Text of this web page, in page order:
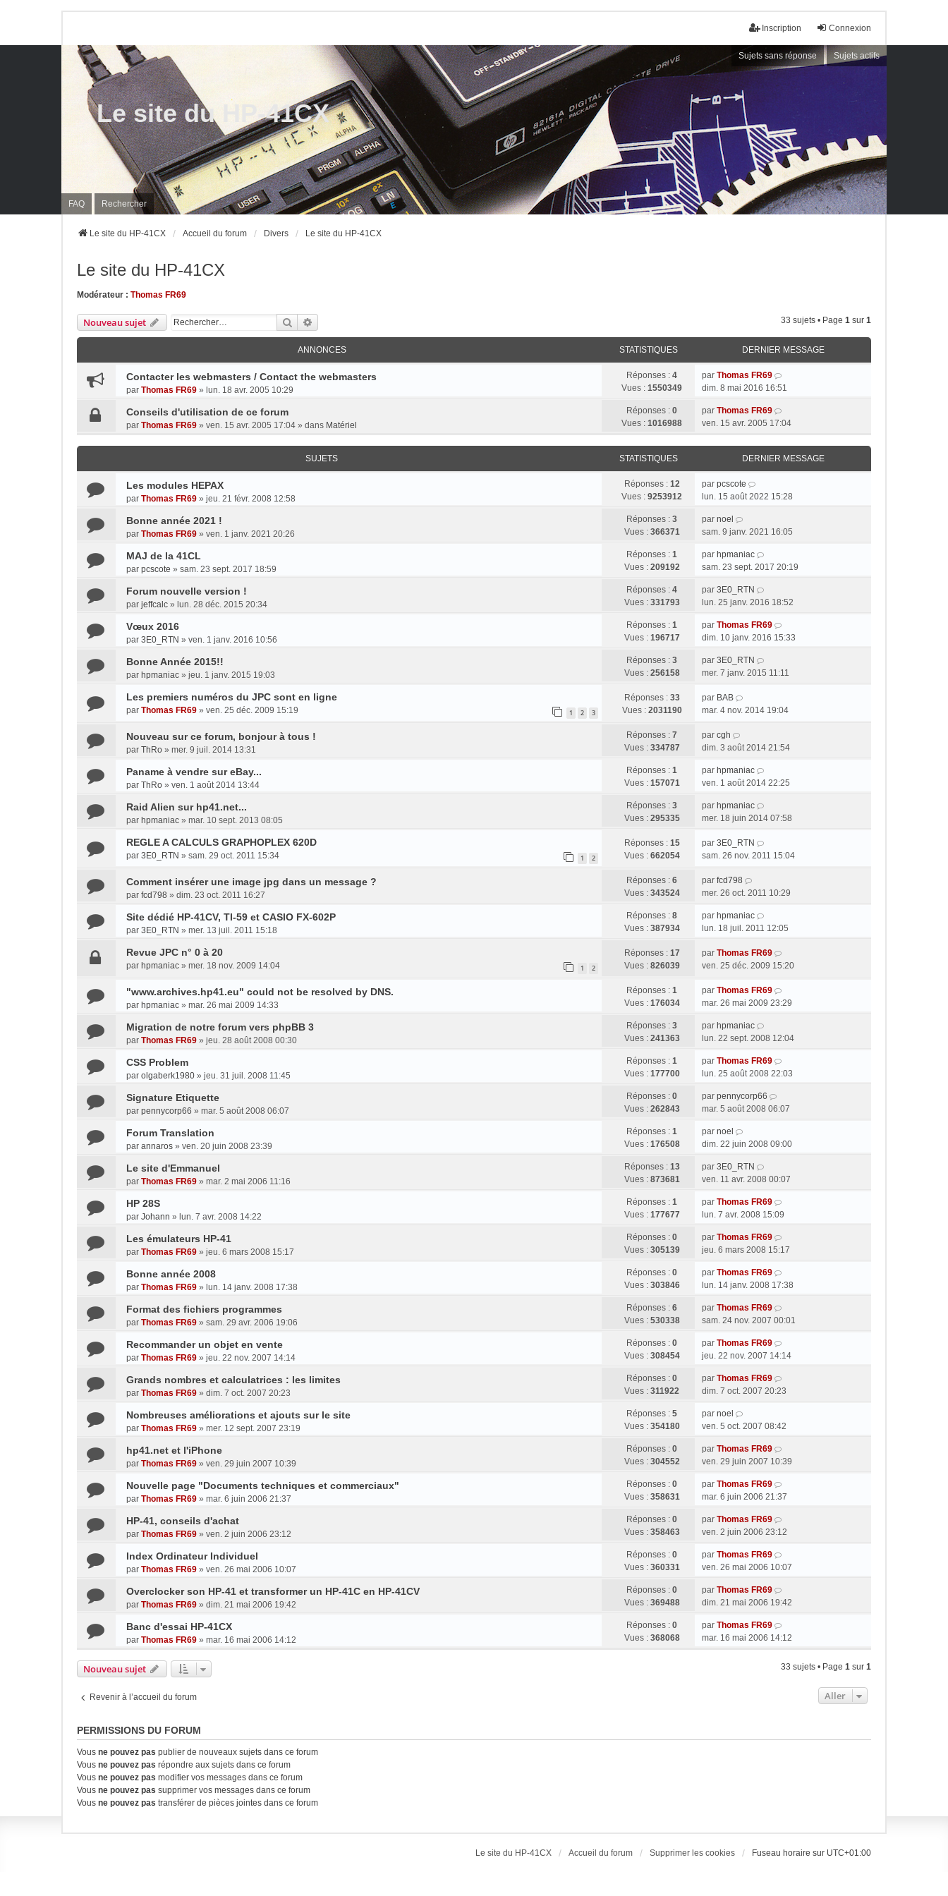
Connexion
Inscription
Sujets sans réponse Sujets actifs
FAQ Rechercher
Le site du HP-41CX
Le site du HP-41CX Accueil du forum Divers Le site du HP-41CX
Le site du HP-41CX
Modérateur : Thomas FR69
Nouveau sujet Rechercher 33 sujets • Page 1 sur 1
ANNONCES STATISTIQUES DERNIER MESSAGE
Contacter les webmasters / Contact the webmasters
par Thomas FR69 » lun. 18 avr. 2005 10:29
Réponses : 4
Vues : 1550349
par Thomas FR69
dim. 8 mai 2016 16:51
Conseils d'utilisation de ce forum
par Thomas FR69 » ven. 15 avr. 2005 17:04 » dans Matériel
Réponses : 0
Vues : 1016988
par Thomas FR69
ven. 15 avr. 2005 17:04
SUJETS STATISTIQUES DERNIER MESSAGE
Les modules HEPAX
par Thomas FR69 » jeu. 21 févr. 2008 12:58
Réponses : 12
Vues : 9253912
par pcscote
lun. 15 août 2022 15:28
Bonne année 2021 !
par Thomas FR69 » ven. 1 janv. 2021 20:26
Réponses : 3
Vues : 366371
par noel
sam. 9 janv. 2021 16:05
MAJ de la 41CL
par pcscote » sam. 23 sept. 2017 18:59
Réponses : 1
Vues : 209192
par hpmaniac
sam. 23 sept. 2017 20:19
Forum nouvelle version !
par jeffcalc » lun. 28 déc. 2015 20:34
Réponses : 4
Vues : 331793
par 3E0_RTN
lun. 25 janv. 2016 18:52
Vœux 2016
par 3E0_RTN » ven. 1 janv. 2016 10:56
Réponses : 1
Vues : 196717
par Thomas FR69
dim. 10 janv. 2016 15:33
Bonne Année 2015!!
par hpmaniac » jeu. 1 janv. 2015 19:03
Réponses : 3
Vues : 256158
par 3E0_RTN
mer. 7 janv. 2015 11:11
Les premiers numéros du JPC sont en ligne
par Thomas FR69 » ven. 25 déc. 2009 15:19 1 2 3
Réponses : 33
Vues : 2031190
par BAB
mar. 4 nov. 2014 19:04
Nouveau sur ce forum, bonjour à tous !
par ThRo » mer. 9 juil. 2014 13:31
Réponses : 7
Vues : 334787
par cgh
dim. 3 août 2014 21:54
Paname à vendre sur eBay...
par ThRo » ven. 1 août 2014 13:44
Réponses : 1
Vues : 157071
par hpmaniac
ven. 1 août 2014 22:25
Raid Alien sur hp41.net...
par hpmaniac » mar. 10 sept. 2013 08:05
Réponses : 3
Vues : 295335
par hpmaniac
mer. 18 juin 2014 07:58
REGLE A CALCULS GRAPHOPLEX 620D
par 3E0_RTN » sam. 29 oct. 2011 15:34 1 2
Réponses : 15
Vues : 662054
par 3E0_RTN
sam. 26 nov. 2011 15:04
Comment insérer une image jpg dans un message ?
par fcd798 » dim. 23 oct. 2011 16:27
Réponses : 6
Vues : 343524
par fcd798
mer. 26 oct. 2011 10:29
Site dédié HP-41CV, TI-59 et CASIO FX-602P
par 3E0_RTN » mer. 13 juil. 2011 15:18
Réponses : 8
Vues : 387934
par hpmaniac
lun. 18 juil. 2011 12:05
Revue JPC n° 0 à 20
par hpmaniac » mer. 18 nov. 2009 14:04 1 2
Réponses : 17
Vues : 826039
par Thomas FR69
ven. 25 déc. 2009 15:20
"www.archives.hp41.eu" could not be resolved by DNS.
par hpmaniac » mar. 26 mai 2009 14:33
Réponses : 1
Vues : 176034
par Thomas FR69
mar. 26 mai 2009 23:29
Migration de notre forum vers phpBB 3
par Thomas FR69 » jeu. 28 août 2008 00:30
Réponses : 3
Vues : 241363
par hpmaniac
lun. 22 sept. 2008 12:04
CSS Problem
par olgaberk1980 » jeu. 31 juil. 2008 11:45
Réponses : 1
Vues : 177700
par Thomas FR69
lun. 25 août 2008 22:03
Signature Etiquette
par pennycorp66 » mar. 5 août 2008 06:07
Réponses : 0
Vues : 262843
par pennycorp66
mar. 5 août 2008 06:07
Forum Translation
par annaros » ven. 20 juin 2008 23:39
Réponses : 1
Vues : 176508
par noel
dim. 22 juin 2008 09:00
Le site d'Emmanuel
par Thomas FR69 » mar. 2 mai 2006 11:16
Réponses : 13
Vues : 873681
par 3E0_RTN
ven. 11 avr. 2008 00:07
HP 28S
par Johann » lun. 7 avr. 2008 14:22
Réponses : 1
Vues : 177677
par Thomas FR69
lun. 7 avr. 2008 15:09
Les émulateurs HP-41
par Thomas FR69 » jeu. 6 mars 2008 15:17
Réponses : 0
Vues : 305139
par Thomas FR69
jeu. 6 mars 2008 15:17
Bonne année 2008
par Thomas FR69 » lun. 14 janv. 2008 17:38
Réponses : 0
Vues : 303846
par Thomas FR69
lun. 14 janv. 2008 17:38
Format des fichiers programmes
par Thomas FR69 » sam. 29 avr. 2006 19:06
Réponses : 6
Vues : 530338
par Thomas FR69
sam. 24 nov. 2007 00:01
Recommander un objet en vente
par Thomas FR69 » jeu. 22 nov. 2007 14:14
Réponses : 0
Vues : 308454
par Thomas FR69
jeu. 22 nov. 2007 14:14
Grands nombres et calculatrices : les limites
par Thomas FR69 » dim. 7 oct. 2007 20:23
Réponses : 0
Vues : 311922
par Thomas FR69
dim. 7 oct. 2007 20:23
Nombreuses améliorations et ajouts sur le site
par Thomas FR69 » mer. 12 sept. 2007 23:19
Réponses : 5
Vues : 354180
par noel
ven. 5 oct. 2007 08:42
hp41.net et l'iPhone
par Thomas FR69 » ven. 29 juin 2007 10:39
Réponses : 0
Vues : 304552
par Thomas FR69
ven. 29 juin 2007 10:39
Nouvelle page "Documents techniques et commerciaux"
par Thomas FR69 » mar. 6 juin 2006 21:37
Réponses : 0
Vues : 358631
par Thomas FR69
mar. 6 juin 2006 21:37
HP-41, conseils d'achat
par Thomas FR69 » ven. 2 juin 2006 23:12
Réponses : 0
Vues : 358463
par Thomas FR69
ven. 2 juin 2006 23:12
Index Ordinateur Individuel
par Thomas FR69 » ven. 26 mai 2006 10:07
Réponses : 0
Vues : 360331
par Thomas FR69
ven. 26 mai 2006 10:07
Overclocker son HP-41 et transformer un HP-41C en HP-41CV
par Thomas FR69 » dim. 21 mai 2006 19:42
Réponses : 0
Vues : 369488
par Thomas FR69
dim. 21 mai 2006 19:42
Banc d'essai HP-41CX
par Thomas FR69 » mar. 16 mai 2006 14:12
Réponses : 0
Vues : 368068
par Thomas FR69
mar. 16 mai 2006 14:12
Nouveau sujet 33 sujets • Page 1 sur 1
Revenir à l’accueil du forum Aller
PERMISSIONS DU FORUM
Vous ne pouvez pas publier de nouveaux sujets dans ce forum
Vous ne pouvez pas répondre aux sujets dans ce forum
Vous ne pouvez pas modifier vos messages dans ce forum
Vous ne pouvez pas supprimer vos messages dans ce forum
Vous ne pouvez pas transférer de pièces jointes dans ce forum
Le site du HP-41CX Accueil du forum Supprimer les cookies Fuseau horaire sur UTC+01:00